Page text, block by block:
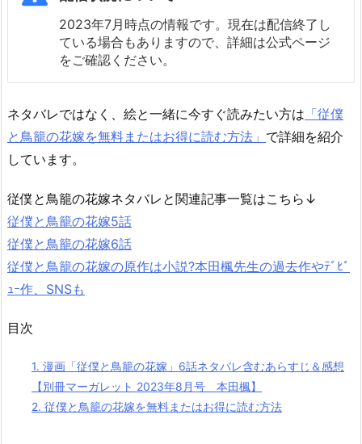
2023年7月時点の情報です。現在は配信終了し
ている場合もありますので、詳細は公式ページ
をご確認ください。
ネタバレではなく、絵と一緒に今すぐ読みたい方は 「従僕
と鳥籠の花嫁を無料またはお得に読む方法」 で詳細を紹介
しています。
従僕と鳥籠の花嫁ネタバレと関連記事一覧はこちら↓
従僕と鳥籠の花嫁5話
従僕と鳥籠の花嫁6話
従僕と鳥籠の花嫁の原作は小説?本田楓先生の過去作やﾃﾞﾋﾞ
ｭｰ作、SNSも
目次
1. 漫画「従僕と鳥籠の花嫁」6話ネタバレ含むあらすじ＆感想
【別冊マーガレット 2023年8月号 本田楓】
2. 従僕と鳥籠の花嫁を無料またはお得に読む方法